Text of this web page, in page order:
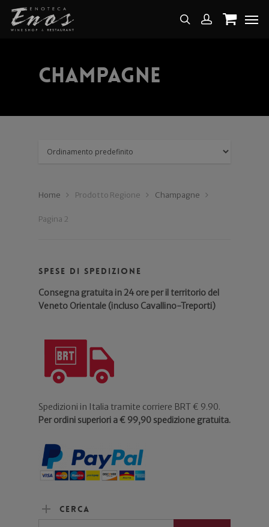
Champagne
Home Prodotto Regione Champagne
Pagina 2
Spese di spedizione
Consegna gratuita in 24 ore per il territorio del
Veneto Orientale (incluso Cavallino-Treporti)
Spedizioni in Italia tramite corriere BRT € 9.90.
Per ordini superiori a € 99,90 spedizione gratuita.
Cerca